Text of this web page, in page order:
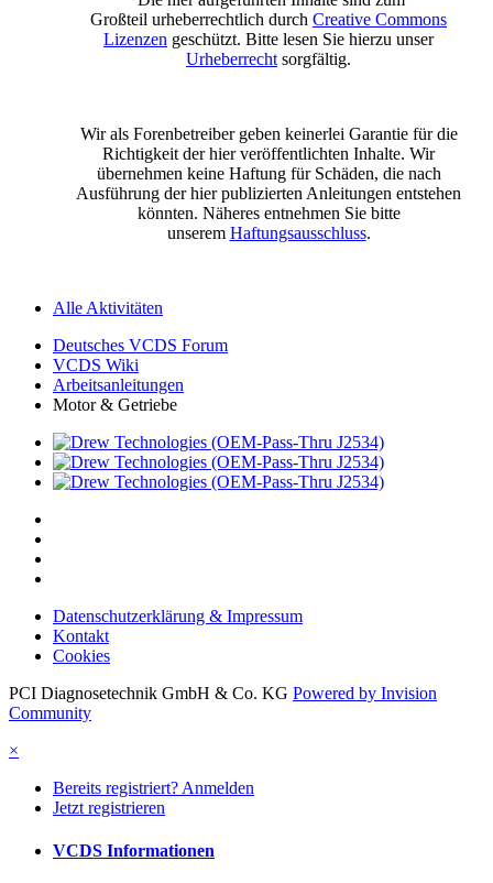
Großteil urheberrechtlich durch Creative Commons
Lizenzen geschützt. Bitte lesen Sie hierzu unser
Urheberrecht sorgfältig.
Wir als Forenbetreiber geben keinerlei Garantie für die
Richtigkeit der hier veröffentlichten Inhalte. Wir
übernehmen keine Haftung für Schäden, die nach
Ausführung der hier publizierten Anleitungen entstehen
könnten. Näheres entnehmen Sie bitte
unserem Haftungsausschluss.
Alle Aktivitäten
Deutsches VCDS Forum
VCDS Wiki
Arbeitsanleitungen
Motor & Getriebe
Datenschutzerklärung & Impressum
Kontakt
Cookies
PCI Diagnosetechnik GmbH & Co. KG Powered by Invision
Community
×
Bereits registriert? Anmelden
Jetzt registrieren
VCDS Informationen